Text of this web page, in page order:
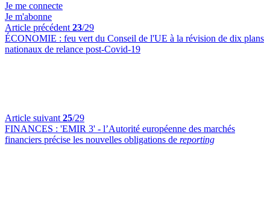
Je me connecte
Je m'abonne
Article précédent 23/29
ÉCONOMIE : feu vert du Conseil de l'UE à la révision de dix plans
nationaux de relance post-Covid-19
Article suivant 25/29
FINANCES : 'EMIR 3' - l’Autorité européenne des marchés
financiers précise les nouvelles obligations de reporting